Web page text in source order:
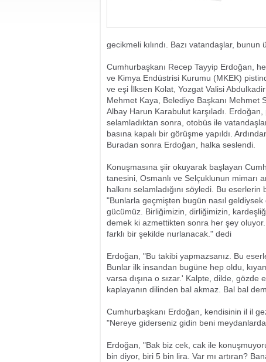
gecikmeli kılındı. Bazı vatandaşlar,
Cumhurbaşkanı Recep Tayyip Erdoğan,
ve Kimya Endüstrisi Kurumu (MKEK)
ve eşi İlksen Kolat, Yozgat Valisi
Mehmet Kaya, Belediye Başkanı Mehmet
Albay Harun Karabulut karşıladı.
selamladıktan sonra, otobüs ile
basına kapalı bir görüşme yapıldı.
Buradan sonra Erdoğan, halka seslendi.
Konuşmasına şiir okuyarak başlayan
tanesini, Osmanlı ve Selçuklunun mimarı
halkını selamladığını söyledi. Bu
"Bunlarla geçmişten bugün nasıl
gücümüz. Birliğimizin, dirliğimizin,
demek ki azmettikten sonra her şey
farklı bir şekilde nurlanacak." dedi
Erdoğan, "Bu takibi yapmazsanız. Bu
Bunlar ilk insandan bugüne hep oldu,
varsa dışına o sızar.' Kalpte, dilde,
kaplayanın dilinden bal akmaz. Bal bal
Cumhurbaşkanı Erdoğan, kendisinin il il
"Nereye giderseniz gidin beni
Erdoğan, "Bak biz cek, cak ile
bin diyor, biri 5 bin lira. Var mı artıran?